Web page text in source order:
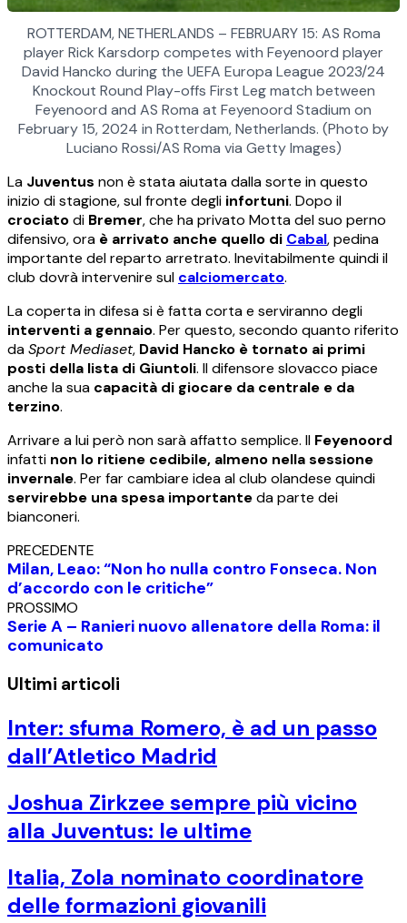
ROTTERDAM, NETHERLANDS – FEBRUARY 15: AS Roma
player Rick Karsdorp competes with Feyenoord player
David Hancko during the UEFA Europa League 2023/24
Knockout Round Play-offs First Leg match between
Feyenoord and AS Roma at Feyenoord Stadium on
February 15, 2024 in Rotterdam, Netherlands. (Photo by
Luciano Rossi/AS Roma via Getty Images)
La Juventus non è stata aiutata dalla sorte in questo
inizio di stagione, sul fronte degli infortuni. Dopo il
crociatodi Bremer, che ha privato Motta del suo perno
difensivo, ora è arrivato anche quello di Cabal, pedina
importante del reparto arretrato. Inevitabilmente quindi il
club dovrà intervenire sul calciomercato.
La coperta in difesa si è fatta corta e serviranno degli
interventi a gennaio. Per questo, secondo quanto riferito
daSport Mediaset, David Hancko è tornato ai primi
posti della lista di Giuntoli. Il difensore slovacco piace
anche la sua capacità di giocare da centrale e da
terzino.
Arrivare a lui però non sarà affatto semplice. Il Feyenoord
infatti non lo ritiene cedibile, almeno nella sessione
invernale. Per far cambiare idea al club olandese quindi
servirebbe una spesa importanteda parte dei
bianconeri.
PRECEDENTE
Milan, Leao: “Non ho nulla contro Fonseca. Non
d’accordo con le critiche”
PROSSIMO
Serie A – Ranieri nuovo allenatore della Roma: il
comunicato
Ultimi articoli
Inter: sfuma Romero, è ad un passo
dall’Atletico Madrid
Joshua Zirkzee sempre più vicino
alla Juventus: le ultime
Italia, Zola nominato coordinatore
delle formazioni giovanili